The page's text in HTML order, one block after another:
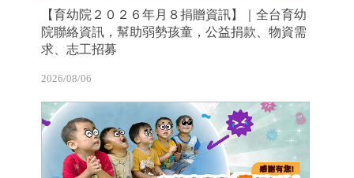
【育幼院２０２６年月８捐贈資訊】｜全台育幼
院聯絡資訊，幫助弱勢孩童，公益捐款、物資需
求、志工招募
2026/08/06